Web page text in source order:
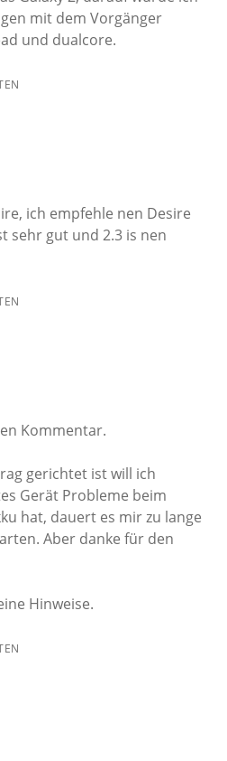
mit dem Vorgänger
und dualcore.
ich empfehle nen Desire
sehr gut und 2.3 is nen
Kommentar.
gerichtet ist will ich
Gerät Probleme beim
hat, dauert es mir zu lange
Aber danke für den
Hinweise.